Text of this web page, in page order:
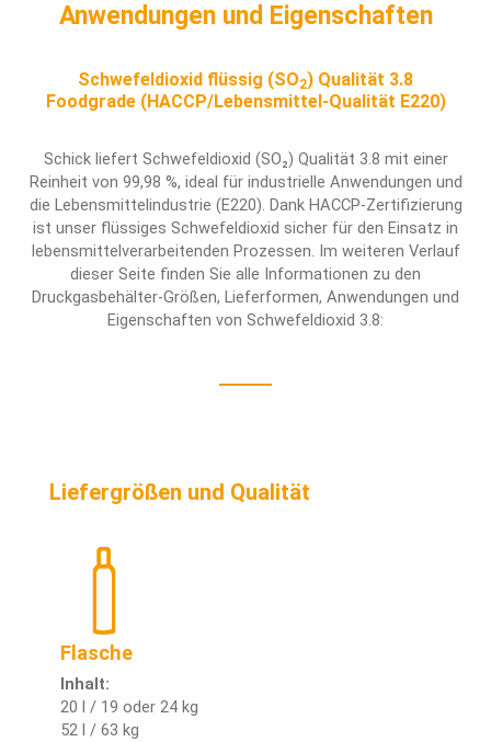
Anwendungen und Eigenschaften
Schwefeldioxid flüssig (SO2) Qualität 3.8
Foodgrade (HACCP/Lebensmittel-Qualität E220)
Schick liefert Schwefeldioxid (SO₂) Qualität 3.8 mit einer
Reinheit von 99,98 %, ideal für industrielle Anwendungen und
die Lebensmittelindustrie (E220). Dank HACCP-Zertifizierung
ist unser flüssiges Schwefeldioxid sicher für den Einsatz in
lebensmittelverarbeitenden Prozessen. Im weiteren Verlauf
dieser Seite finden Sie alle Informationen zu den
Druckgasbehälter-Größen, Lieferformen, Anwendungen und
Eigenschaften von Schwefeldioxid 3.8:
Liefergrößen und Qualität
Flasche
Inhalt:
20 l / 19 oder 24 kg
52 l / 63 kg